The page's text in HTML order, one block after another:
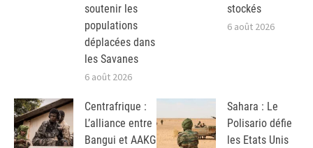
soutenir les
populations
déplacées dans
les Savanes
6 août 2026
stockés
6 août 2026
Centrafrique :
L’alliance entre
Bangui et AAKG
Sahara : Le
Polisario défie
les Etats Unis